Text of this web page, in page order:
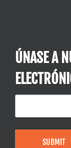
ÚNASE A
SUBMIT